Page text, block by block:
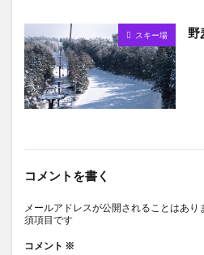
スキー場 野
コメントを書く
メールアドレスが公開されることはあり
須項目です
コメント ※